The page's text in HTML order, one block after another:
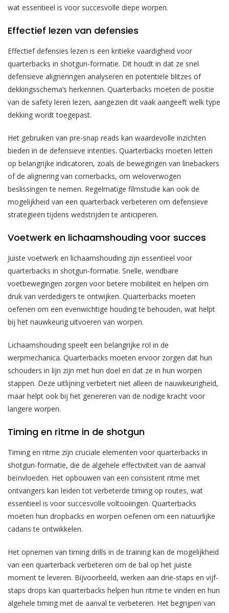
wat essentieel is voor succesvolle diepe worpen.
Effectief lezen van defensies
Effectief defensies lezen is een kritieke vaardigheid voor
quarterbacks in shotgun-formatie. Dit houdt in dat ze snel
defensieve aligneringen analyseren en potentiële blitzes of
dekkingsschema’s herkennen. Quarterbacks moeten de positie
van de safety leren lezen, aangezien dit vaak aangeeft welk type
dekking wordt toegepast.
Het gebruiken van pre-snap reads kan waardevolle inzichten
bieden in de defensieve intenties. Quarterbacks moeten letten
op belangrijke indicatoren, zoals de bewegingen van linebackers
of de alignering van cornerbacks, om weloverwogen
beslissingen te nemen. Regelmatige filmstudie kan ook de
mogelijkheid van een quarterback verbeteren om defensieve
strategieën tijdens wedstrijden te anticiperen.
Voetwerk en lichaamshouding voor succes
Juiste voetwerk en lichaamshouding zijn essentieel voor
quarterbacks in shotgun-formatie. Snelle, wendbare
voetbewegingen zorgen voor betere mobiliteit en helpen om
druk van verdedigers te ontwijken. Quarterbacks moeten
oefenen om een evenwichtige houding te behouden, wat helpt
bij het nauwkeurig uitvoeren van worpen.
Lichaamshouding speelt een belangrijke rol in de
werpmechanica. Quarterbacks moeten ervoor zorgen dat hun
schouders in lijn zijn met hun doel en dat ze in hun worpen
stappen. Deze uitlijning verbetert niet alleen de nauwkeurigheid,
maar helpt ook bij het genereren van de nodige kracht voor
langere worpen.
Timing en ritme in de shotgun
Timing en ritme zijn cruciale elementen voor quarterbacks in
shotgun-formatie, die de algehele effectiviteit van de aanval
beïnvloeden. Het opbouwen van een consistent ritme met
ontvangers kan leiden tot verbeterde timing op routes, wat
essentieel is voor succesvolle voltooiingen. Quarterbacks
moeten hun dropbacks en worpen oefenen om een natuurlijke
cadans te ontwikkelen.
Het opnemen van timing drills in de training kan de mogelijkheid
van een quarterback verbeteren om de bal op het juiste
moment te leveren. Bijvoorbeeld, werken aan drie-staps en vijf-
staps drops kan quarterbacks helpen hun ritme te vinden en hun
algehele timing met de aanval te verbeteren. Het begrijpen van